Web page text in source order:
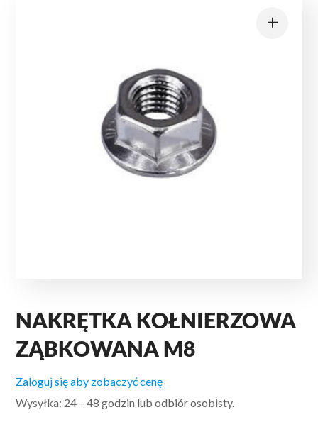
NAKRĘTKA KOŁNIERZOWA
ZĄBKOWANA M8
Zaloguj się aby zobaczyć cenę
Wysyłka: 24 – 48 godzin lub odbiór osobisty.